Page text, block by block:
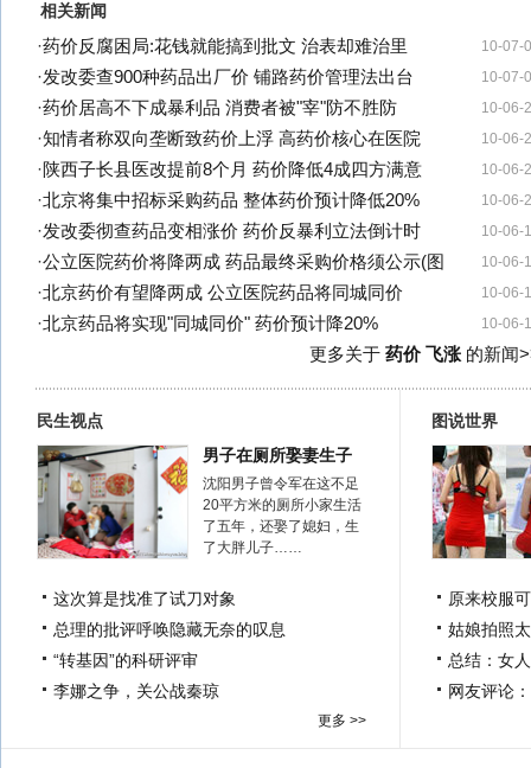
相关新闻
10-07-
·药价反腐困局:花钱就能搞到批文 治表却难治里
10-07-
·发改委查900种药品出厂价 铺路药价管理法出台
10-06-
·药价居高不下成暴利品 消费者被"宰"防不胜防
10-06-
·知情者称双向垄断致药价上浮 高药价核心在医院
10-06-
·陕西子长县医改提前8个月 药价降低4成四方满意
10-06-
·北京将集中招标采购药品 整体药价预计降低20%
10-06-
·发改委彻查药品变相涨价 药价反暴利立法倒计时
10-06-
·公立医院药价将降两成 药品最终采购价格须公示(图
10-06-
·北京药价有望降两成 公立医院药品将同城同价
10-06-
·北京药品将实现"同城同价" 药价预计降20%
更多关于 药价 飞涨的新闻
民生视点
男子在厕所娶妻生子
沈阳男子曾令军在这不足
20平方米的厕所小家生活
了五年，还娶了媳妇，生
了大胖儿子……
这次算是找准了试刀对象
总理的批评呼唤隐藏无奈的叹息
“转基因”的科研评审
李娜之争，关公战秦琼
更多 >>
图说世界
原来校服
姑娘拍照
总结：女
网友评论